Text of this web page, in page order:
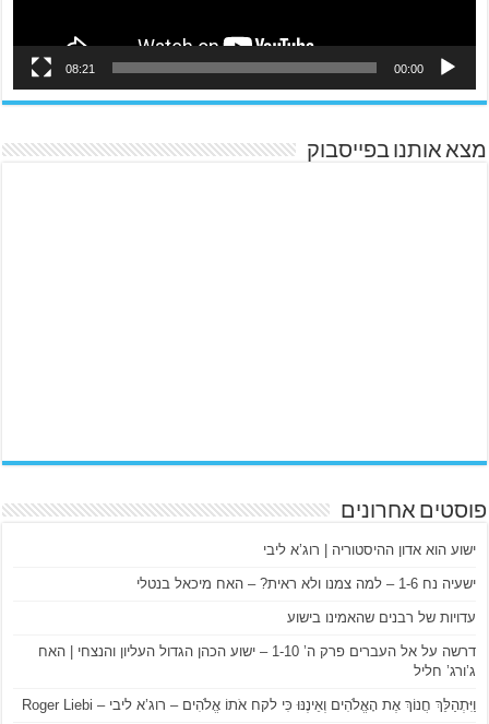
00:00
08:21
מצא אותנו בפייסבוק
פוסטים אחרונים
ישוע הוא אדון ההיסטוריה | רוג’א ליבי
ישעיה נח 1-6 – למה צמנו ולא ראית? – האח מיכאל בנטלי
עדויות של רבנים שהאמינו בישוע
דרשה על אל העברים פרק ה’ 1-10 – ישוע הכהן הגדול העליון והנצחי | האח
ג’ורג’ חליל
וַיִּתְהַלֵּךְ חֲנוֹךְ אֶת הָאֱלֹהִים וְאֵינֶנּוּ כִּי לקח אֹתוֹ אֱלֹהִים – רוג’א ליבי – Roger Liebi